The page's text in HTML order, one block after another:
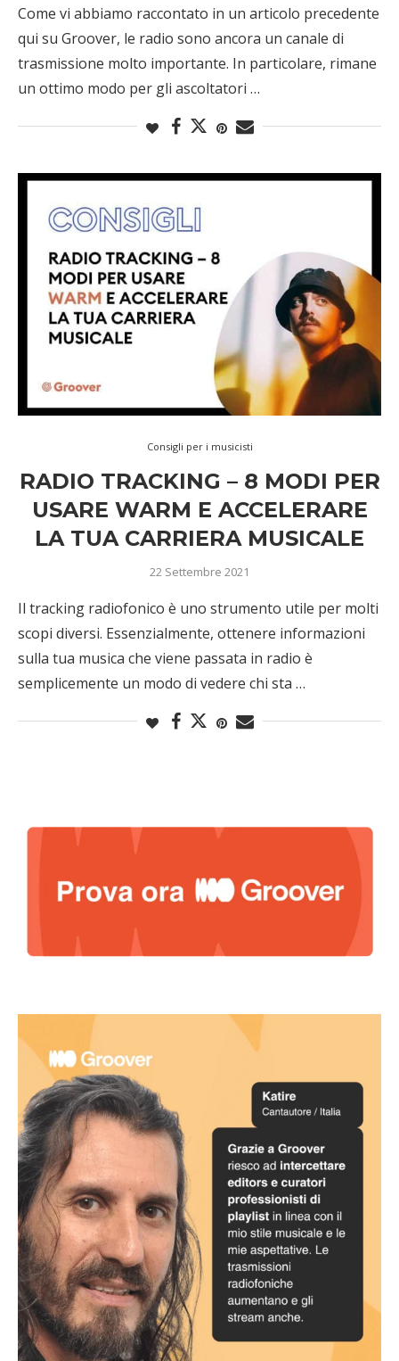
Come vi abbiamo raccontato in un articolo precedente
qui su Groover, le radio sono ancora un canale di
trasmissione molto importante. In particolare, rimane
un ottimo modo per gli ascoltatori …
Consigli per i musicisti
RADIO TRACKING – 8 MODI PER
USARE WARM E ACCELERARE
LA TUA CARRIERA MUSICALE
22 Settembre 2021
Il tracking radiofonico è uno strumento utile per molti
scopi diversi. Essenzialmente, ottenere informazioni
sulla tua musica che viene passata in radio è
semplicemente un modo di vedere chi sta …